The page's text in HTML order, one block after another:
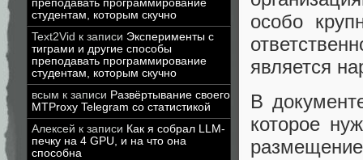
преподавать программирование
студентам, которым скучно
Text2Vid к записи Эксперименты с
тиграми и другие способы
преподавать программирование
студентам, которым скучно
всым к записи Развёртывание своего
MTProxy Telegram со статистикой
Алексей к записи Как я собрал LLM-
печку на 4 GPU, и на что она
способна
особо
является
В
которое